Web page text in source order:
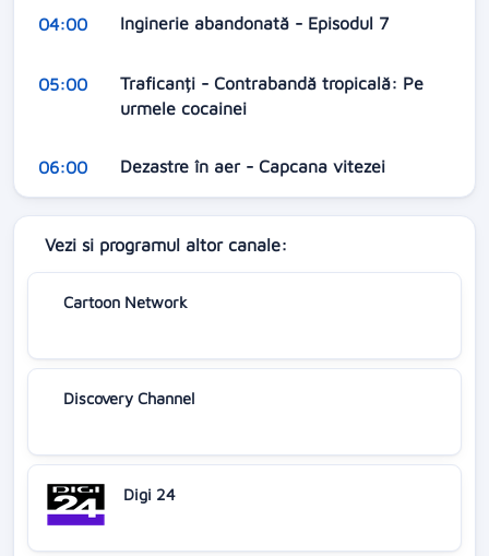
04:00 Inginerie abandonată - Episodul 7
05:00
Traficanți - Contrabandă tropicală: Pe
urmele cocainei
06:00 Dezastre în aer - Capcana vitezei
Vezi si programul altor canale:
Cartoon Network
Discovery Channel
Digi 24